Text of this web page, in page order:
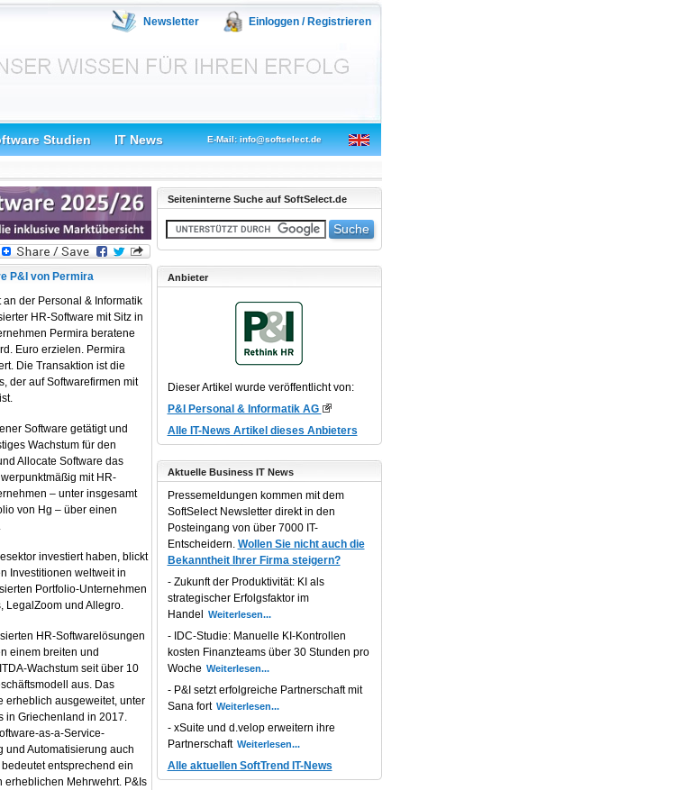
Newsletter Einloggen / Registrieren
Studien IT News E-Mail: info@softselect.de
P&I von Permira
der Personal & Informatik
HR-Software mit Sitz in
Permira beratene
Euro erzielen. Permira
Die Transaktion ist die
der auf Softwarefirmen mit
Software getätigt und
Wachstum für den
Allocate Software das
mit HR-
– unter insgesamt
von Hg – über einen
investiert haben, blickt
Investitionen weltweit in
Portfolio-Unternehmen
LegalZoom und Allegro.
HR-Softwarelösungen
einem breiten und
Wachstum seit über 10
aus. Das
erheblich ausgeweitet, unter
in Griechenland in 2017.
as-a-Service-
und Automatisierung auch
entsprechend ein
erheblichen Mehrwehrt. P&Is
Seiteninterne Suche auf SoftSelect.de
Anbieter
Dieser Artikel wurde veröffentlicht von:
P&I Personal & Informatik AG
Alle IT-News Artikel dieses Anbieters
Aktuelle Business IT News
Pressemeldungen kommen mit dem
SoftSelect Newsletter direkt in den
Posteingang von über 7000 IT-
Entscheidern. Wollen Sie nicht auch die
Bekanntheit Ihrer Firma steigern?
Zukunft der Produktivität: KI als
strategischer Erfolgsfaktor im
Handel
IDC-Studie: Manuelle KI-Kontrollen
kosten Finanzteams über 30 Stunden pro
Woche
P&I setzt erfolgreiche Partnerschaft mit
Sana fort
xSuite und d.velop erweitern ihre
Partnerschaft
Alle aktuellen SoftTrend IT-News